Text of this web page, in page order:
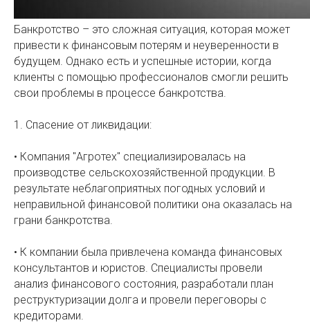
Банкротство – это сложная ситуация, которая может
привести к финансовым потерям и неуверенности в
будущем. Однако есть и успешные истории, когда
клиенты с помощью профессионалов смогли решить
свои проблемы в процессе банкротства.
1. Спасение от ликвидации:
• Компания "Агротех" специализировалась на
производстве сельскохозяйственной продукции. В
результате неблагоприятных погодных условий и
неправильной финансовой политики она оказалась на
грани банкротства.
• К компании была привлечена команда финансовых
консультантов и юристов. Специалисты провели
анализ финансового состояния, разработали план
реструктуризации долга и провели переговоры с
кредиторами.